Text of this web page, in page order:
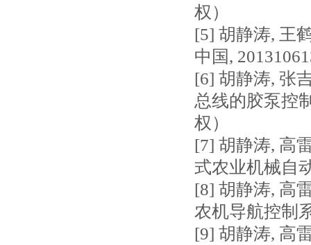
权）
[5] 胡静涛, 王
中国,
[6] 胡静涛, 张
总线的胶泵控
权）
[7] 胡静涛, 高
式农业机械自
[8] 胡静涛, 高
农机导航控制
[9] 胡静涛, 高